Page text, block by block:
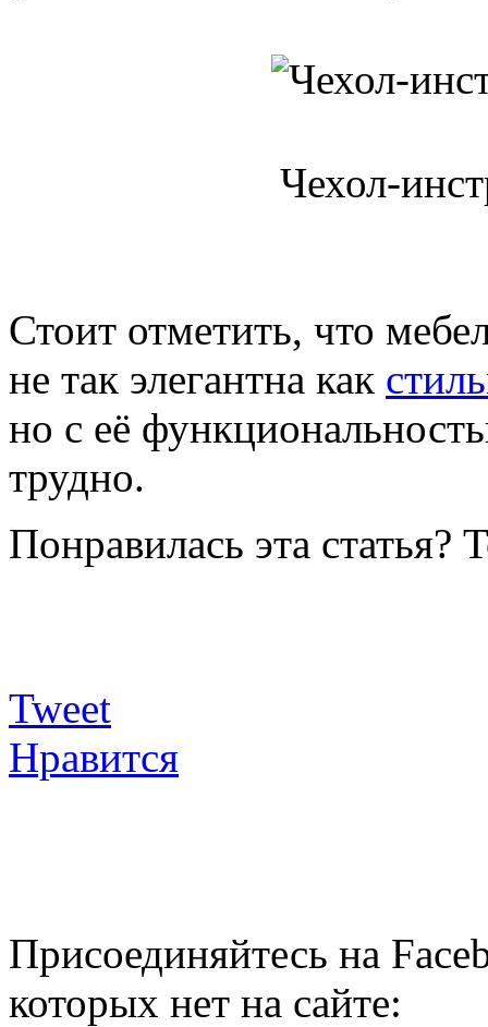
Чехол-
Стоит отметить, что
не так элегантна как
но с её
трудно.
Понравилась эта статья?
Tweet
Нравится
Присоединяйтесь на
которых нет на сайте: